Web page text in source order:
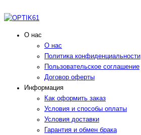
О нас
О нас
Политика конфиденциальности
Пользовательское соглашение
Договор оферты
Информация
Как оформить заказ
Условия и способы оплаты
Условия доставки
Гарантия и обмен брака